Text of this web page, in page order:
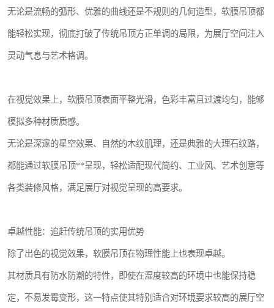
无论是流畅的弧形、优雅的曲线还是不规则的几何造型，软膜吊顶都
能轻松实现，彻底打破了传统吊顶方正单调的局限，为展厅空间注入
灵动气息与艺术格调。
在视觉效果上，软膜吊顶表面平整光滑，色彩丰富且过渡均匀，能够
模拟多种材质质感。
无论是深邃的星空效果、自然的木纹肌理，还是典雅的大理石纹路，
都能通过软膜吊顶**呈现，轻松适配现代简约、工业风、艺术创意等
各类装修风格，满足展厅对视觉呈现的高要求。
卓越性能：追赶传统吊顶的实用优势
除了出色的视觉效果，软膜吊顶在物理性能上也表现卓越。
其材质具有防水防潮的特性，即使在湿度较高的环境中也能保持稳
定，不易发霉变形，这一特点使其特别适合对环境要求较高的展厅空